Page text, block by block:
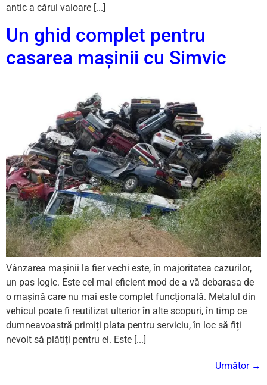
antic a cărui valoare [...]
Un ghid complet pentru
casarea mașinii cu Simvic
Vânzarea mașinii la fier vechi este, în majoritatea cazurilor,
un pas logic. Este cel mai eficient mod de a vă debarasa de
o mașină care nu mai este complet funcțională. Metalul din
vehicul poate fi reutilizat ulterior în alte scopuri, în timp ce
dumneavoastră primiți plata pentru serviciu, în loc să fiți
nevoit să plătiți pentru el. Este [...]
Următor →